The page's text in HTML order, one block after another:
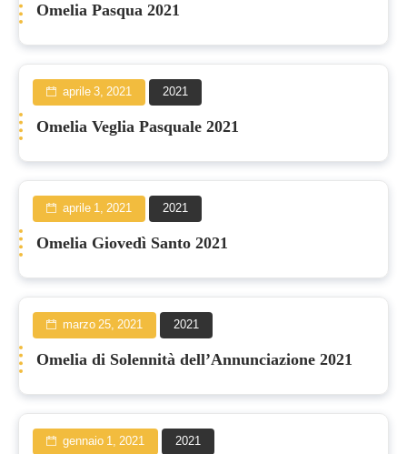
Omelia Pasqua 2021
aprile 3, 2021 2021
Omelia Veglia Pasquale 2021
aprile 1, 2021 2021
Omelia Giovedì Santo 2021
marzo 25, 2021 2021
Omelia di Solennità dell’Annunciazione 2021
gennaio 1, 2021 2021